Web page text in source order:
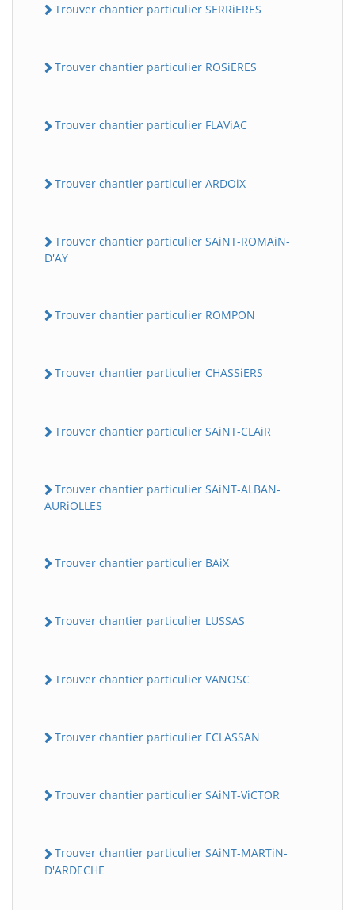
Trouver chantier particulier SERRiERES
Trouver chantier particulier ROSiERES
Trouver chantier particulier FLAViAC
Trouver chantier particulier ARDOiX
Trouver chantier particulier SAiNT-ROMAiN-
D'AY
Trouver chantier particulier ROMPON
Trouver chantier particulier CHASSiERS
Trouver chantier particulier SAiNT-CLAiR
Trouver chantier particulier SAiNT-ALBAN-
AURiOLLES
Trouver chantier particulier BAiX
Trouver chantier particulier LUSSAS
Trouver chantier particulier VANOSC
Trouver chantier particulier ECLASSAN
Trouver chantier particulier SAiNT-ViCTOR
Trouver chantier particulier SAiNT-MARTiN-
D'ARDECHE
BatiWebPro